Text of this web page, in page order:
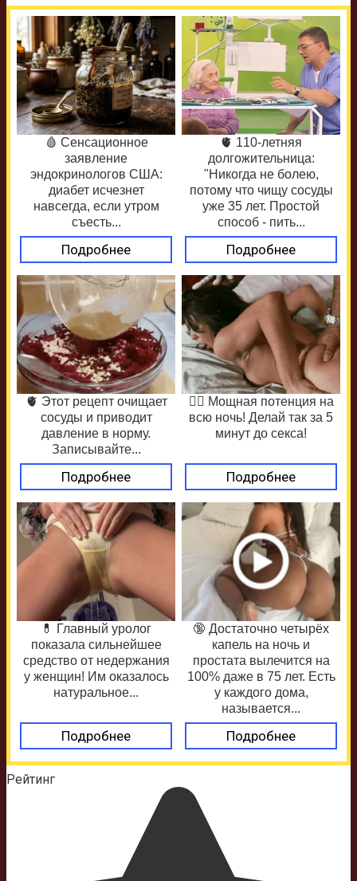
🩸 Сенсационное
заявление
эндокринологов США:
диабет исчезнет
навсегда, если утром
съесть...
Подробнее
🫀 110-летняя
долгожительница:
"Никогда не болею,
потому что чищу сосуды
уже 35 лет. Простой
способ - пить...
Подробнее
🫀 Этот рецепт очищает
сосуды и приводит
давление в норму.
Записывайте...
Подробнее
❤️‍🔥 Мощная потенция на
всю ночь! Делай так за 5
минут до секса!
Подробнее
💊 Главный уролог
показала сильнейшее
средство от недержания
у женщин! Им оказалось
натуральное...
Подробнее
🔞 Достаточно четырёх
капель на ночь и
простата вылечится на
100% даже в 75 лет. Есть
у каждого дома,
называется...
Подробнее
Рейтинг